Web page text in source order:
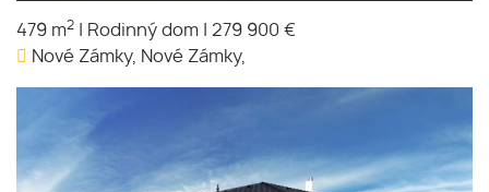
479 m2 Rodinný dom
279 900 €
Nové Zámky, Nové Zámky,